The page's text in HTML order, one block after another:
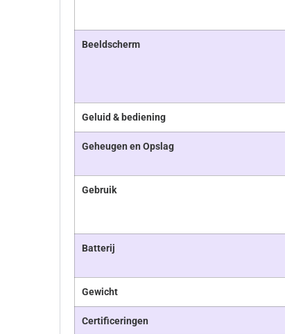
Beeldscherm
Geluid & bediening
Geheugen en Opslag
Gebruik
Batterij
Gewicht
Certificeringen